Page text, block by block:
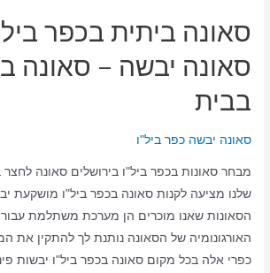
סאונה ביתית בכפר
סאונה יבשה – סאונה
בבית
סאונה יבשה כפר ביל"ו
מבחר סאונות בכפר ביל"ו בירושלים סאונה
שלנו מציעה לקנות סאונה בכפר ביל"ו מושקעת
הסאונות שאנו מוכרים הן מערכת משתלמת עבור
האורגונומיה של הסאונה נותנת לך להתקין את
כפרי אלה בכל מקום סאונה בכפר ביל"ו יבשות